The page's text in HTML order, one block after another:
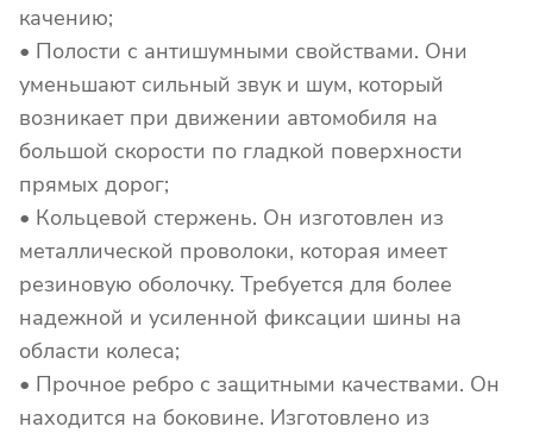
качению;
• Полости с антишумными свойствами. Они
уменьшают сильный звук и шум, который
возникает при движении автомобиля на
большой скорости по гладкой поверхности
прямых дорог;
• Кольцевой стержень. Он изготовлен из
металлической проволоки, которая имеет
резиновую оболочку. Требуется для более
надежной и усиленной фиксации шины на
области колеса;
• Прочное ребро с защитными качествами. Он
находится на боковине. Изготовлено из